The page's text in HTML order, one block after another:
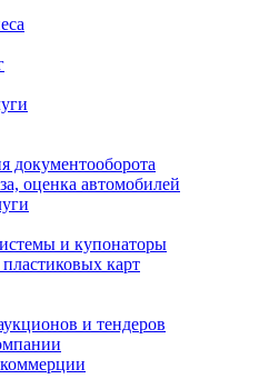
документооборота
оценка автомобилей
и купонаторы
карт
и тендеров